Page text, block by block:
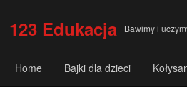
123 Edukacja Bawimy i
Home Bajki dla dzieci